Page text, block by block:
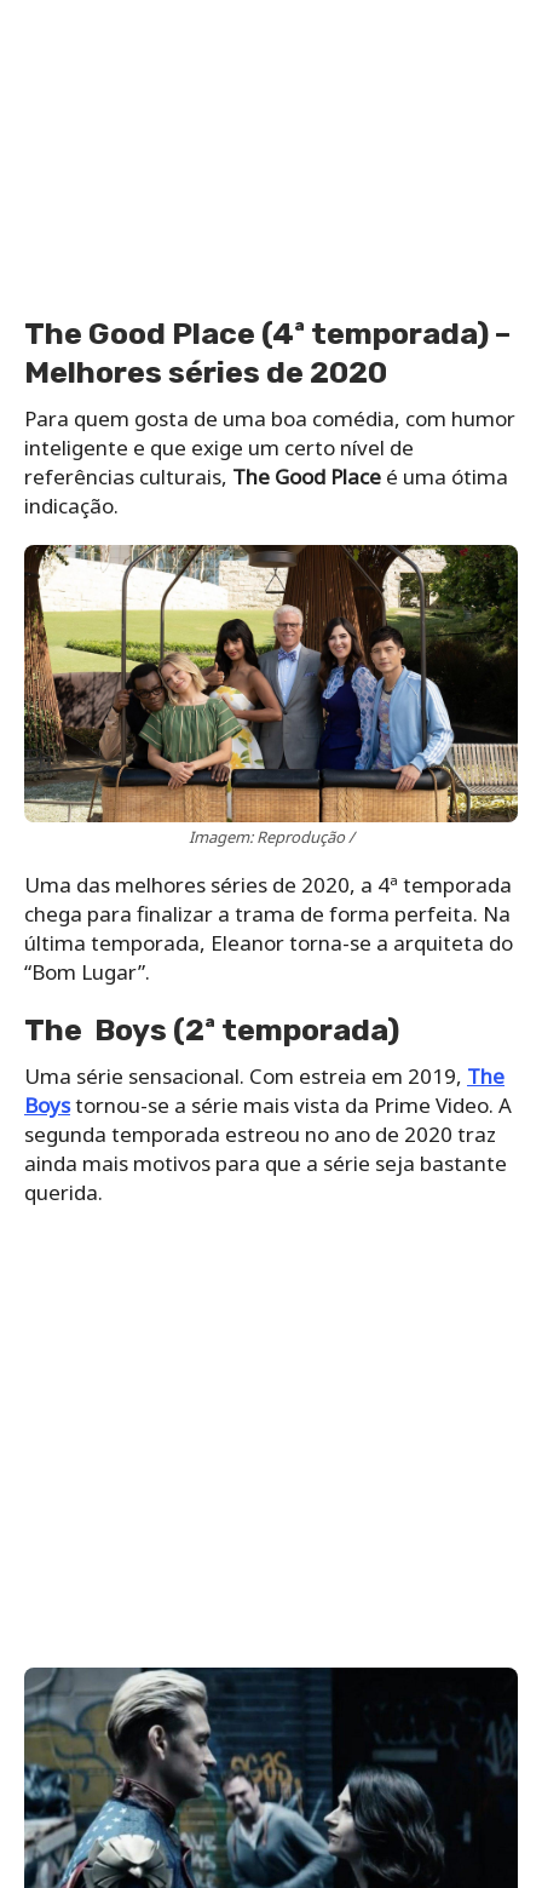
The Good Place (4ª temporada) –
Melhores séries de 2020
Para quem gosta de uma boa comédia, com humor
inteligente e que exige um certo nível de
referências culturais, The Good Place é uma ótima
indicação.
Imagem: Reprodução /
Uma das melhores séries de 2020, a 4ª temporada
chega para finalizar a trama de forma perfeita. Na
última temporada, Eleanor torna-se a arquiteta do
“Bom Lugar”.
The Boys (2ª temporada)
Uma série sensacional. Com estreia em 2019, The
Boystornou-se a série mais vista da Prime Video. A
segunda temporada estreou no ano de 2020 traz
ainda mais motivos para que a série seja bastante
querida.